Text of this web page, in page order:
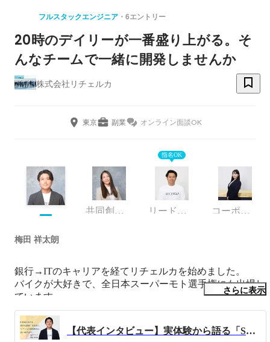
フルスタックエンジニア 6エントリー
20時のデイリーが一番盛り上がる。そ
んなチームで一緒に開発しませんか
株式会社リチェルカ
東京 副業 オンライン面談OK
共同創業者 兼 取締役
指名OK
リードエンジニア コーポレート、ビジネス部門
梅田 祥太朗
銀行→ITのキャリアを経てリチェルカを始めました。
バイクが大好きで、全日本スーパーモト選手権にも出場し
ています。
会社もレースも応援お願いします！
さらに表示
【代表インタビュー】実体験から語る「SCM領域に懸ける想い」とは